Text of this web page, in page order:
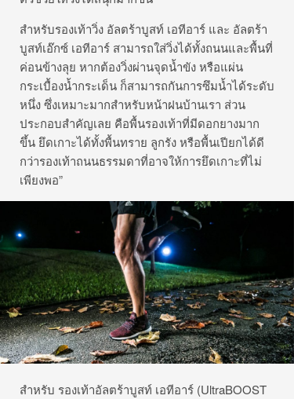
สำหรับรองเท้าวิ่ง อัลตร้าบูสท์ เอทีอาร์ และ อัลตร้า
บูสท์เอ๊กซ์ เอทีอาร์ สามารถใส่วิ่งได้ทั้งถนนและพื้นที่
ค่อนข้างลุย หากต้องวิ่งผ่านจุดน้ำขัง หรือแผ่น
กระเบื้องน้ำกระเด็น ก็สามารถกันการซึมน้ำได้ระดับ
หนึ่ง ซึ่งเหมาะมากสำหรับหน้าฝนบ้านเรา ส่วน
ประกอบสำคัญเลย คือพื้นรองเท้าที่มีดอกยางมาก
ขึ้น ยึดเกาะได้ทั้งพื้นทราย ลูกรัง หรือพื้นเปียกได้ดี
กว่ารองเท้าถนนธรรมดาที่อาจให้การยึดเกาะที่ไม่
เพียงพอ”
สำหรับ รองเท้าอัลตร้าบูสท์ เอทีอาร์ (UltraBOOST